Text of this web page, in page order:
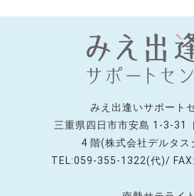
みえ出逢いサポート
三重県四日市市安島 1-3-31
4 階(株式会社デルタス
TEL:059-355-1322(代)/